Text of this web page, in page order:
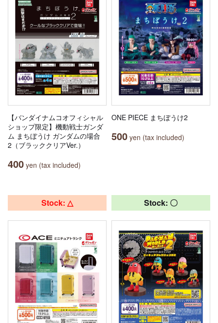
【バンダイナムコオフィシャル
ショップ限定】機動戦士ガンダ
ム まちぼうけ ガンダムの場合
2（ブラッククリアVer.）
400 yen (tax included)
ONE PIECE まちぼうけ2
500 yen (tax included)
Stock: △ Stock: 〇